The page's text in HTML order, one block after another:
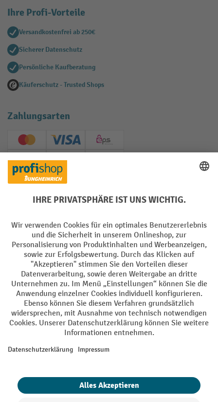
Ihre Profi-Vorteile
Versandkostenfrei ab 250€
Sicherer Datenschutz
Persönliche Kaufberatung
Käuferschutz - Trusted Shops
Zahlungsarten
Creditcard (Master)Creditcard (Visa)
EPS
PayPal
Soziale Netzwerke
Impressum Datenschutz
Barrierefreiheit Privacy Settings
Alle Preise exkl. gesetzl. Mehrwertsteuer zzgl.Versandkostenund ggf.
Nachnahmegebühren, wenn nicht anders angegeben.
¹ Der Rabatt gilt so lange der Vorrat reicht. Der Rabatt gilt nicht auf
oder Gutscheinen ist nicht möglich. | ² Der Rabatt wird einmalig bei
eingelöst werden. Die Höhe des Rabatts variiert je nach
Produktkategorie und beträgt bis zu 10 % (10 % auf Lager, Umwelt,